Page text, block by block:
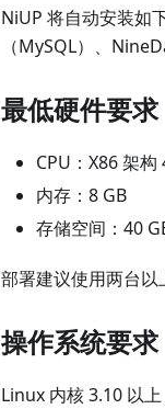
NiUP 将自动安装如
（MySQL）、
最低硬件要求
CPU：X86 架构
内存：8 GB
存储空间：40
部署建议使用两台以
操作系统要求
Linux 内核 3.10 以上